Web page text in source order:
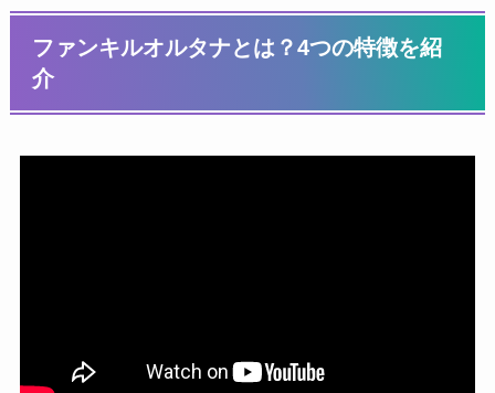
ファンキルオルタナとは？4つの特徴を紹
介